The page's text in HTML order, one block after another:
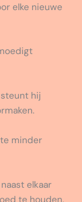
elke nieuwe
hij
minder
elkaar
te houden.